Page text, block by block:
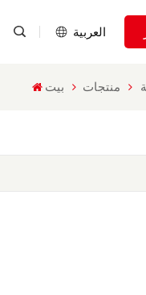
العربية
بيت منتجات